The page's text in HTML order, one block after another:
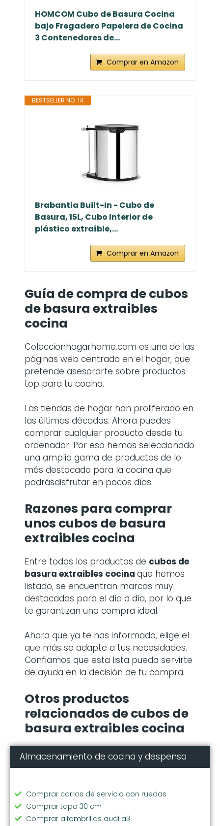
HOMCOM Cubo de Basura Cocina
bajo Fregadero Papelera de Cocina
3 Contenedores de...
Comprar en Amazon
BESTSELLER NO. 14
Brabantia Built-In - Cubo de
Basura, 15L, Cubo Interior de
plástico extraíble,...
Comprar en Amazon
Guía de compra decubos
de basura extraibles
cocina
Coleccionhogarhome.com es una de las
páginas web centrada en el hogar, que
pretende asesorarte sobre productos
top para tu cocina.
Las tiendas de hogar han proliferado en
las últimas décadas. Ahora puedes
comprar cualquier producto desde tu
ordenador. Por eso hemos seleccionado
una amplia gama de productos de lo
más destacado para la cocina que
podrásdisfrutar en pocos días.
Razones para comprar
unos cubos de basura
extraibles cocina
Entre todos los productos de cubos de
basura extraibles cocina que hemos
listado, se encuentran marcas muy
destacadas para el día a día, por lo que
te garantizan una compra ideal.
Ahora que ya te has informado, elige el
que más se adapte a tus necesidades.
Confiamos que esta lista pueda servirte
de ayuda en la decisión de tu compra.
Otros productos
relacionados de cubos de
basura extraibles cocina
Almacenamiento de cocina y despensa
Comprar carros de servicio con ruedas
Comprar tapa 30 cm
Comprar alfombrillas audi a3